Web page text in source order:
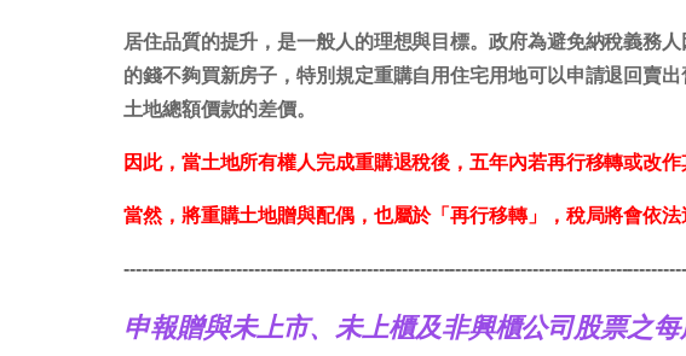
居住品質的提升，是一般人的理想與目標。政府為避免納稅義務
的錢不夠買新房子，特別規定重購自用住宅用地可以申請退回賣
土地總額價款的差價。
因此，當土地所有權人完成重購退稅後，五年內若再行移轉或改
當然，將重購土地贈與配偶，也屬於「再行移轉」，稅局將會依法
申報贈與未上市、未上櫃及非興櫃公司股票之